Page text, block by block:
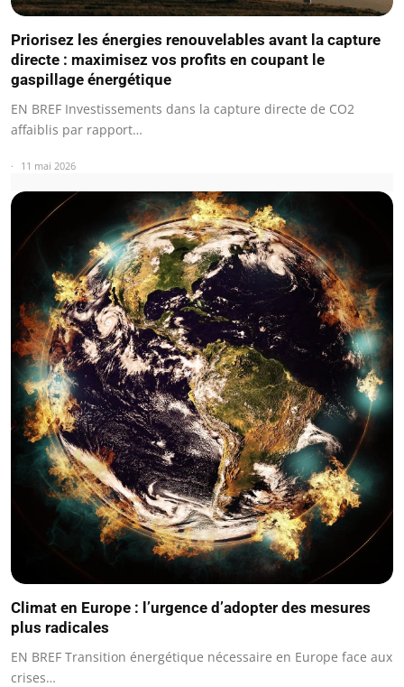
Priorisez les énergies renouvelables avant la capture
directe : maximisez vos profits en coupant le
gaspillage énergétique
EN BREF Investissements dans la capture directe de CO2
affaiblis par rapport…
11 mai 2026
Climat en Europe : l’urgence d’adopter des mesures
plus radicales
EN BREF Transition énergétique nécessaire en Europe face aux
crises…